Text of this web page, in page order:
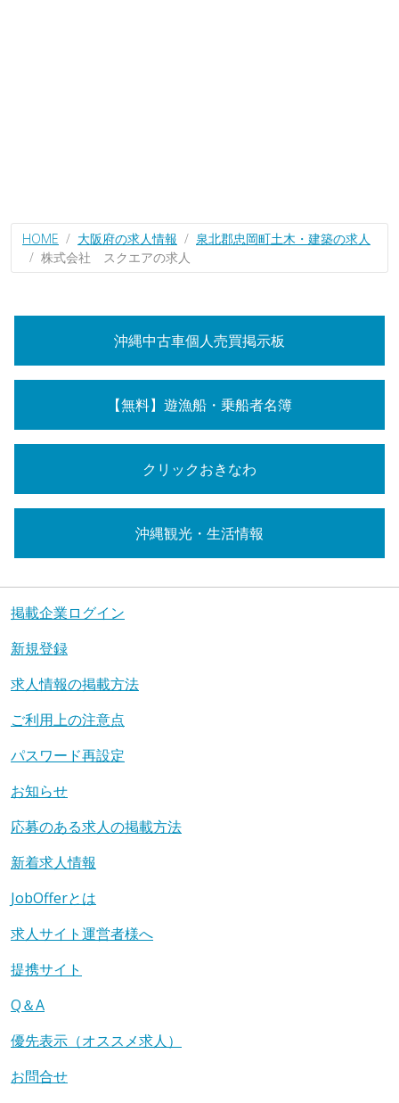
HOME 大阪府の求人情報
泉北郡忠岡町土木・建築の求人
株式会社 スクエアの求人
沖縄中古車個人売買掲示板
【無料】遊漁船・乗船者名簿
クリックおきなわ
沖縄観光・生活情報
掲載企業ログイン
新規登録
求人情報の掲載方法
ご利用上の注意点
パスワード再設定
お知らせ
応募のある求人の掲載方法
新着求人情報
JobOfferとは
求人サイト運営者様へ
提携サイト
Q＆A
優先表示（オススメ求人）
お問合せ